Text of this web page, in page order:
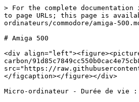
> For the complete
to page URLs; this page is
ordinateurs/commodore/amiga-
# Amiga 500
<div
carbon/
src="https://
</figcaption></figure></div>
Micro-ordinateur - Durée de vie :